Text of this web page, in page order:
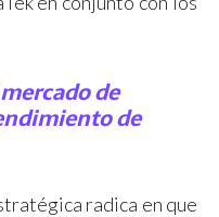
de
de
radica en que